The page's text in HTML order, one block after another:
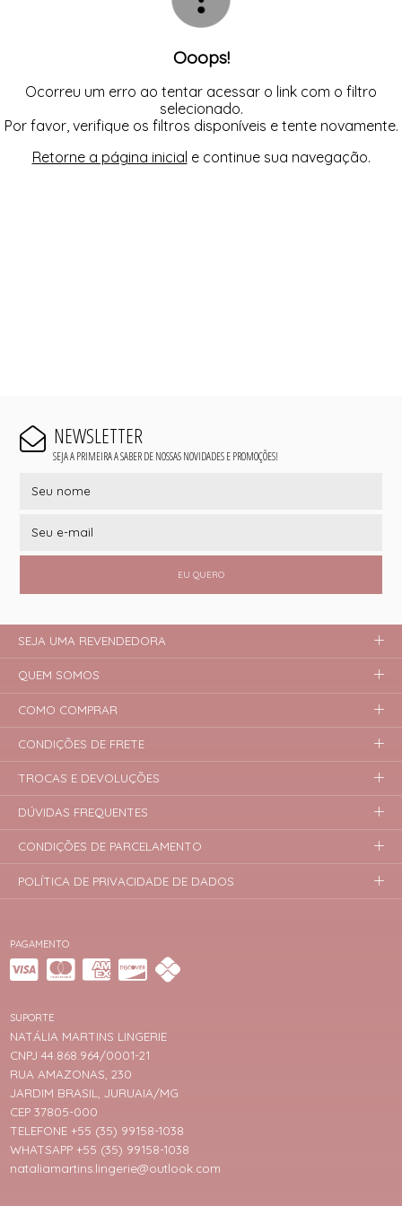
Ooops!
Ocorreu um erro ao tentar acessar o link com o filtro
selecionado.
Por favor, verifique os filtros disponíveis e tente novamente.
Retorne a página inicial e continue sua navegação.
NEWSLETTER
SEJA A PRIMEIRA A SABER DE NOSSAS NOVIDADES E PROMOÇÕES!
EU QUERO
PAGAMENTO
SUPORTE
NATÁLIA MARTINS LINGERIE
CNPJ 44.868.964/0001-21
RUA AMAZONAS, 230
JARDIM BRASIL, JURUAIA/MG
CEP 37805-000
TELEFONE +55 (35) 99158-1038
WHATSAPP +55 (35) 99158-1038
nataliamartins.lingerie@outlook.com
SEJA UMA REVENDEDORA
QUEM SOMOS
COMO COMPRAR
CONDIÇÕES DE FRETE
TROCAS E DEVOLUÇÕES
DÚVIDAS FREQUENTES
CONDIÇÕES DE PARCELAMENTO
POLÍTICA DE PRIVACIDADE DE DADOS